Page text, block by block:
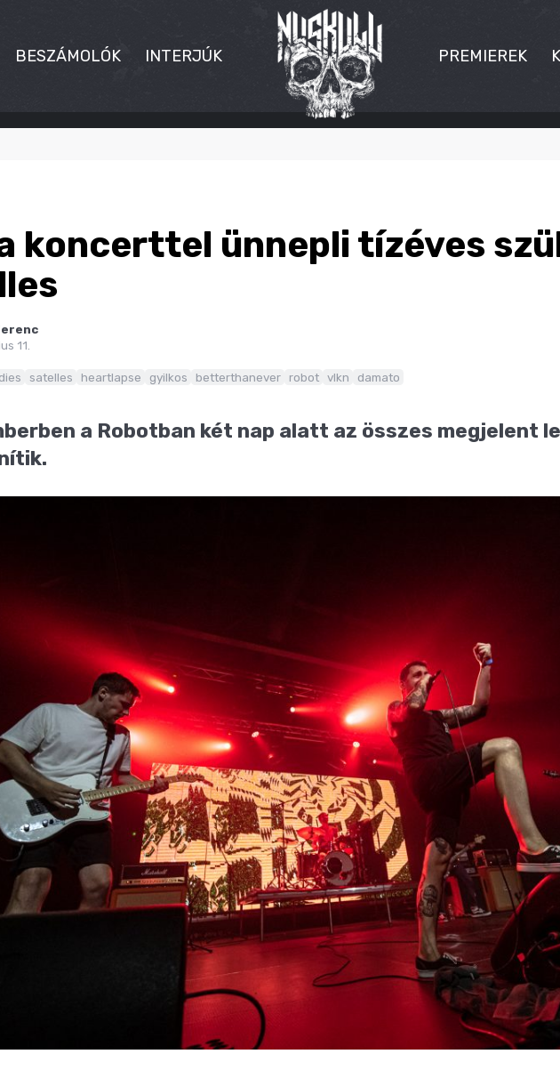
BESZÁMOLÓK INTERJÚK PREMIEREK
koncerttel ünnepli tízéves
11.
satelles heartlapse gyilkos betterthanever robot vlkn damato
a Robotban két nap alatt az összes megjelent